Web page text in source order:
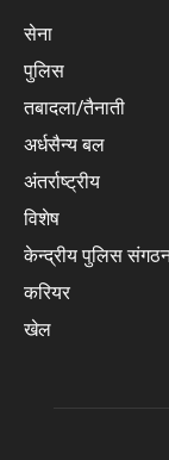
सेना
पुलिस
तबादला/तैनाती
अर्धसैन्य बल
अंतर्राष्ट्रीय
विशेष
केन्द्रीय पुलिस
करियर
खेल